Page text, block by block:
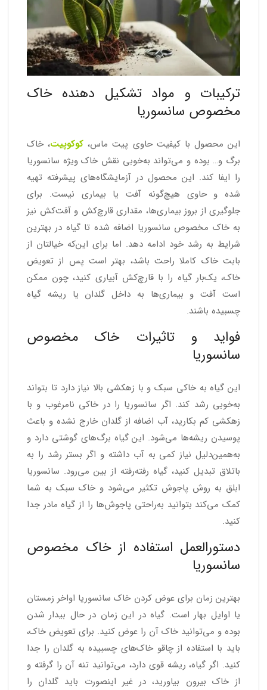
ترکیبات و مواد تشکیل دهنده خاک
مخصوص سانسوریا
این محصول با کیفیت حاوی پیت ماس، کوکوپیت، خاک
برگ و… بوده و می‌تواند به‌خوبی نقش خاک ویژه سانسوریا
را ایفا کند. این محصول در آزمایشگاه‌های پیشرفته تهیه
شده و حاوی هیچ‌گونه آفت یا بیماری نیست. برای
جلوگیری از بروز بیماری‌ها، مقداری قارچ‌کش و آفت‌کش نیز
به خاک مخصوص سانسوریا اضافه شده تا گیاه در بهترین
شرایط به رشد خود ادامه دهد. اما برای این‌که خیالتان از
بابت خاک کاملا راحت باشد، بهتر است پس از تعویض
خاک، یک‌بار گیاه را با قارچ‌کش آبیاری کنید، چون ممکن
است آفت و بیماری‌ها به داخل گلدان یا ریشه گیاه
چسبیده باشند.
فواید و تاثیرات خاک مخصوص
سانسوریا
این گیاه به خاکی سبک و با زهکشی بالا نیاز دارد تا بتواند
به‌خوبی رشد کند. اگر سانسوریا را در خاکی نامرغوب و با
زهکشی کم بکارید، آب اضافه از گلدان خارج نشده و باعث
پوسیدن ریشه‌ها می‌شود. این گیاه برگ‌های گوشتی دارد و
به‌همین‌دلیل نیاز کمی به آب داشته و اگر بستر رشد را به
باتلاق تبدیل کنید، گیاه رفته‌رفته از بین می‌رود. سانسوریا
ابلق به روش پاجوش تکثیر می‌شود و خاک سبک به شما
کمک می‌کند بتوانید به‌راحتی پاجوش‌ها را از گیاه مادر جدا
کنید.
دستورالعمل استفاده از خاک مخصوص
سانسوریا
بهترین زمان برای عوض کردن خاک سانسوریا اواخر زمستان
یا اوایل بهار است. گیاه در این زمان در حال بیدار شدن
بوده و می‌توانید خاک آن را عوض کنید. برای تعویض خاک،
باید با استفاده از چاقو خاک‌های چسبیده به گلدان را جدا
کنید. اگر گیاه، ریشه قوی دارد، می‌توانید تنه آن را گرفته و
از خاک بیرون بیاورید، در غیر اینصورت باید گلدان را